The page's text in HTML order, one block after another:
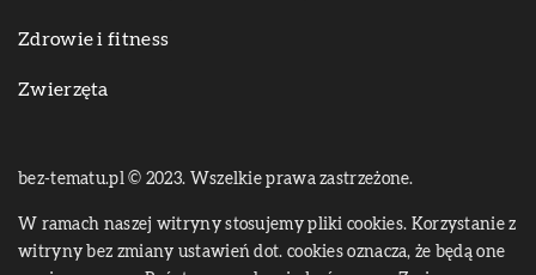
Zdrowie i fitness
Zwierzęta
bez-tematu.pl © 2023. Wszelkie prawa zastrzeżone.
W ramach naszej witryny stosujemy pliki cookies. Korzystanie z
witryny bez zmiany ustawień dot. cookies oznacza, że będą one